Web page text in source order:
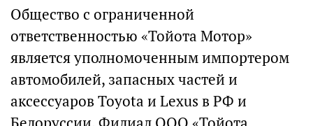
Общество с ограниченной
ответственностью «Тойота Мотор»
является уполномоченным импортером
автомобилей, запасных частей и
аксессуаров Toyota и Lexus в РФ и